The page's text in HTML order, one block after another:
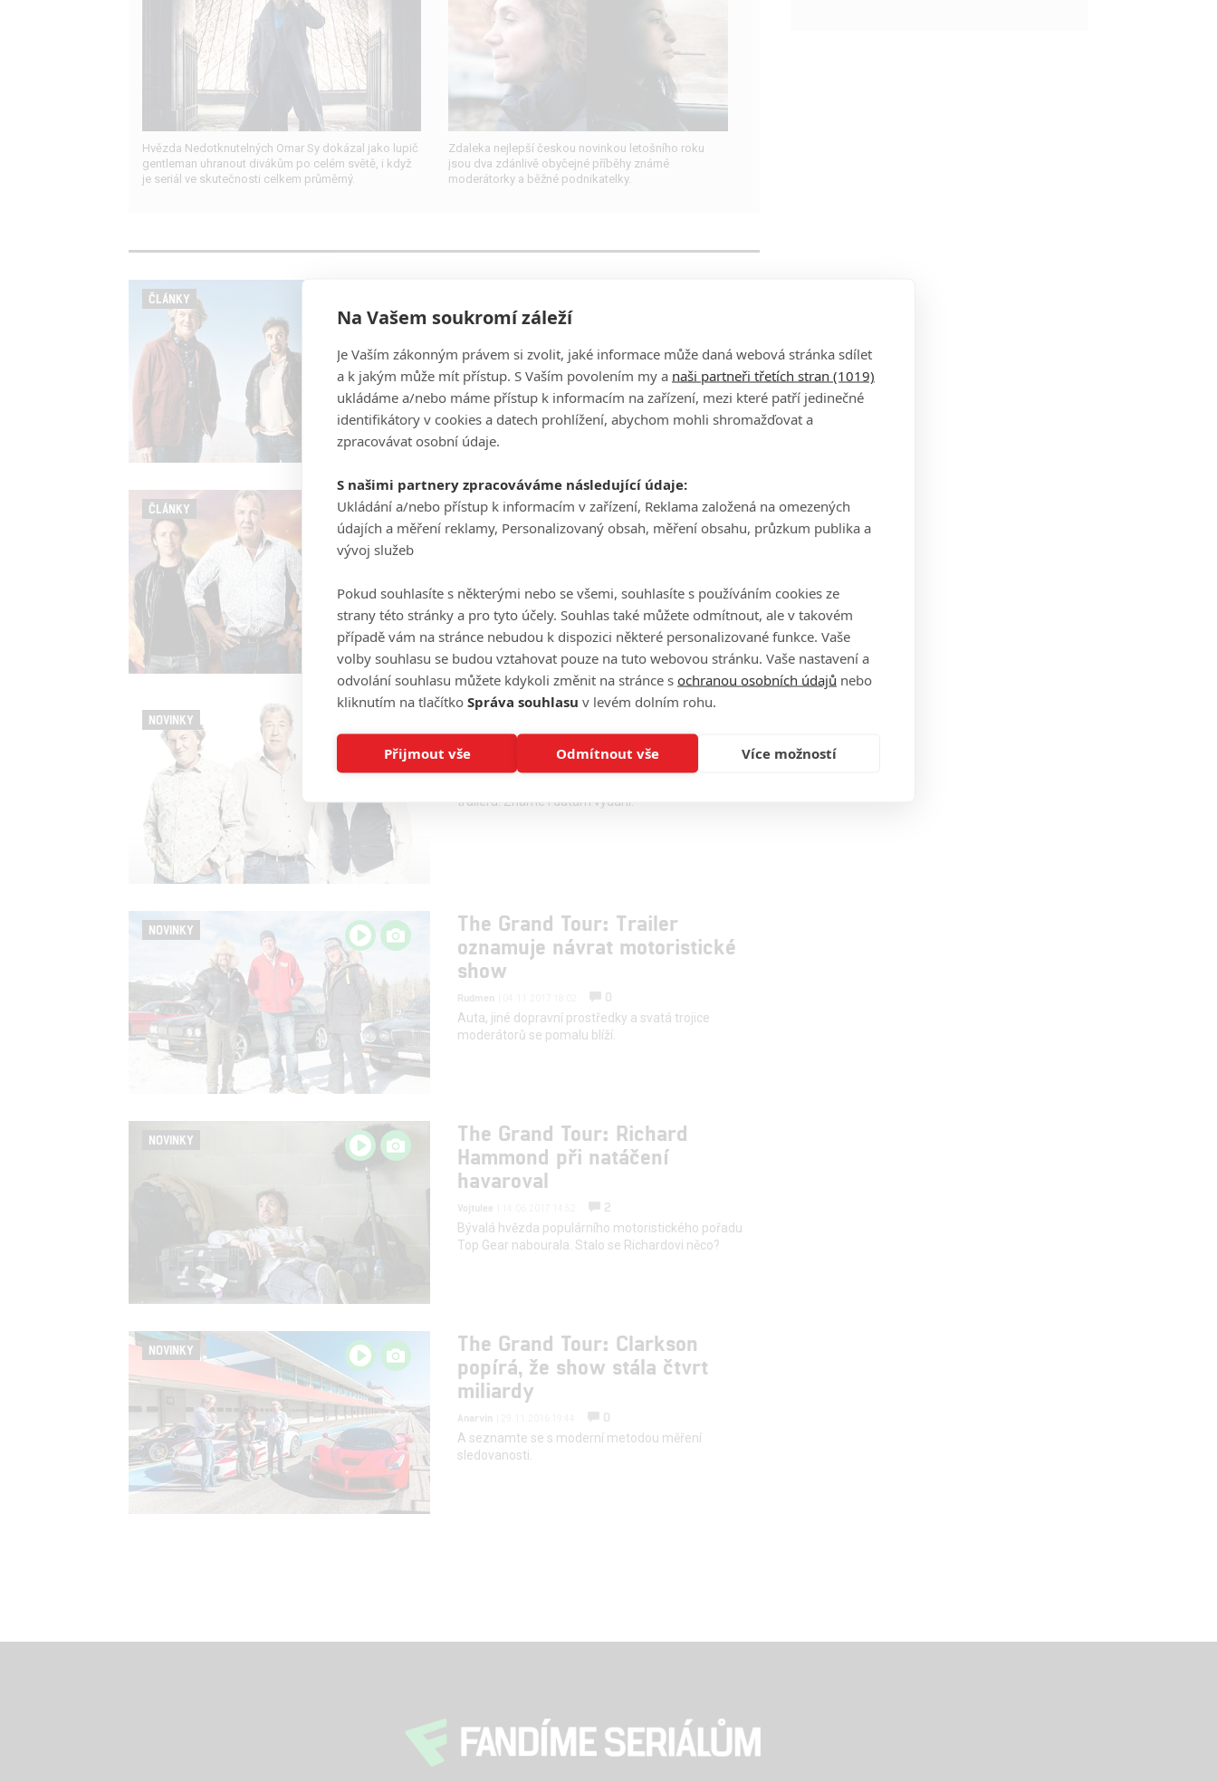
Hvězda Nedotknutelných Omar Sy dokázal jako lupič
gentleman uhranout divákům po celém světě, i když
je seriál ve skutečnosti celkem průměrný.
Zdaleka nejlepší českou novinkou letošního roku
jsou dva zdánlivě obyčejné příběhy známé
moderátorky a běžné podnikatelky.
ČLÁNKY
nepřesvědčila
Známá trojce moderátorů znovu dokazuje, že i ve
stáří můžete být cool. Je to ale pořád zábavné?
ČLÁNKY
Top Gear: 5 zábavných historek
z natáčení
automobilového pořadu?
NOVINKY
The Grand Tour: Trailer na 3.
sérii a datum vydání
JamesVsalix
0
traileru. Známe i datum vydání.
NOVINKY
The Grand Tour: Trailer
oznamuje návrat motoristické
show
Rudmen
0
Auta, jiné dopravní prostředky a svatá trojice
moderátorů se pomalu blíží.
NOVINKY
The Grand Tour: Richard
Hammond při natáčení
havaroval
Vojtulee
2
Bývalá hvězda populárního motoristického pořadu
Top Gear nabourala. Stalo se Richardovi něco?
NOVINKY
The Grand Tour: Clarkson
popírá, že show stála čtvrt
miliardy
Anarvin
0
A seznamte se s moderní metodou měření
sledovanosti.
Na Vašem soukromí záleží
Je Vaším zákonným právem si zvolit, jaké informace může daná webová stránka sdílet
a k jakým může mít přístup. S Vaším povolením my a naši partneři třetích stran (1019)
ukládáme a/nebo máme přístup k informacím na zařízení, mezi které patří jedinečné
identifikátory v cookies a datech prohlížení, abychom mohli shromažďovat a
zpracovávat osobní údaje.
S našimi partnery zpracováváme následující údaje:
Ukládání a/nebo přístup k informacím v zařízení, Reklama založená na omezených
údajích a měření reklamy, Personalizovaný obsah, měření obsahu, průzkum publika a
vývoj služeb
Pokud souhlasíte s některými nebo se všemi, souhlasíte s používáním cookies ze
strany této stránky a pro tyto účely. Souhlas také můžete odmítnout, ale v takovém
případě vám na stránce nebudou k dispozici některé personalizované funkce. Vaše
volby souhlasu se budou vztahovat pouze na tuto webovou stránku. Vaše nastavení a
odvolání souhlasu můžete kdykoli změnit na stránce s ochranou osobních údajů nebo
kliknutím na tlačítko Správa souhlasu v levém dolním rohu.
Přijmout vše Odmítnout vše Více možností